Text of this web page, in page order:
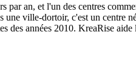
an, et l'un des centres
ville-dortoir, c'est un centre
des années 2010. KreaRise